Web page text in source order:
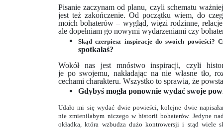
Pisanie zaczynam od planu, czyli schematu
jest też zakończenie. Od początku wiem, do
moich bohaterów – wygląd, więzi rodzinne,
ale dopełniam go nowymi wydarzeniami czy
Skąd czerpiesz inspiracje do swoich powieści?
spotkałaś?
Wokół nas jest mnóstwo inspiracji, czyli
je po swojemu, nakładając na nie własne tło,
cechami charakteru. Wszystko to sprawia, że
Gdybyś mogła ponownie wydać swoje
Udało mi się wydać dwie powieści, kolejne dwie
nie zmieniłabym niczego w historii bohaterów. Jedyne
okładka, która wzbudza dużo kontrowersji i stąd wiele